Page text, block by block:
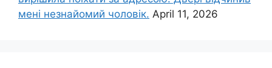
мені незнайомий чоловік. April 11, 2026